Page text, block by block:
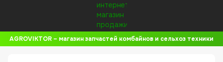
AGROVIKTOR – магазин запчастей комбайнов и сельхоз техники